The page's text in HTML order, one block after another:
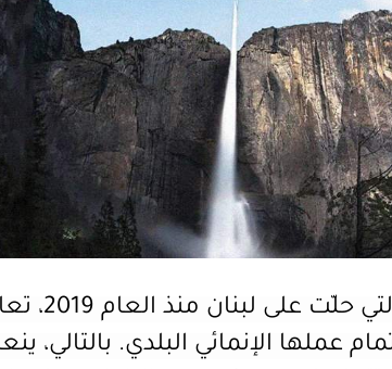
الاقتصادية
عملها الإنمائي البلدي. بالتالي،